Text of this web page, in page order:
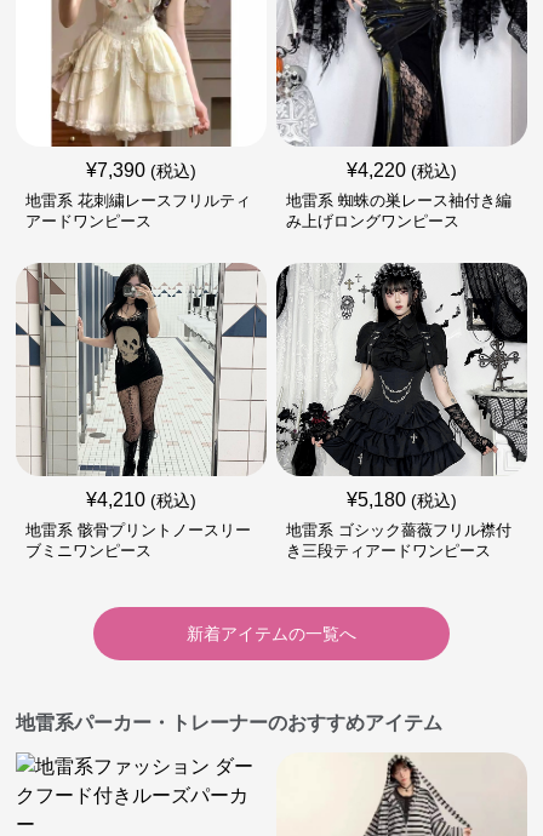
¥7,390 (税込)
地雷系 花刺繍レースフリルティ
アードワンピース
¥4,220 (税込)
地雷系 蜘蛛の巣レース袖付き編
み上げロングワンピース
¥4,210 (税込)
地雷系 骸骨プリントノースリー
ブミニワンピース
¥5,180 (税込)
地雷系 ゴシック薔薇フリル襟付
き三段ティアードワンピース
新着アイテムの一覧へ
地雷系パーカー・トレーナーのおすすめアイテム